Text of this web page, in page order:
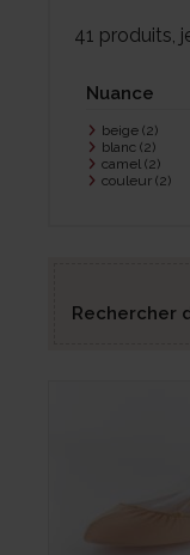
41 produits,
Nuance
beige (2)
blanc (2)
camel (2)
couleur (2)
Rechercher